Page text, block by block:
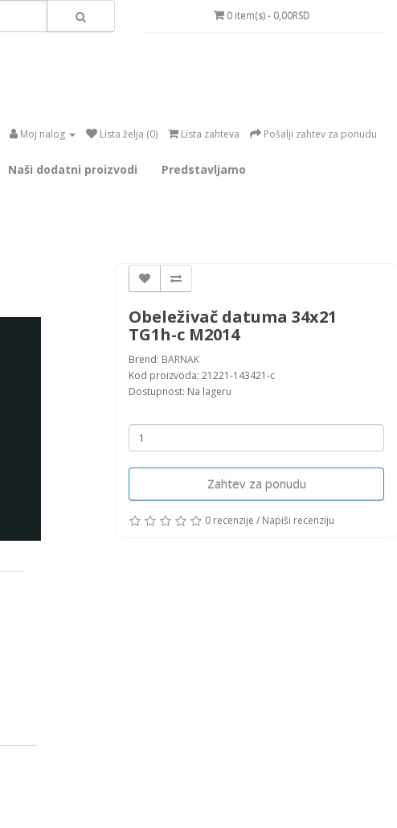
0 item(s) - 0,00RSD
Moj nalog Lista želja (0) Lista zahteva Pošalji zahtev za ponudu
Naši dodatni proizvodi Predstavljamo
Obeleživač datuma 34x21
TG1h-c M2014
Brend: BARNAK
Kod proizvoda: 21221-143421-c
Dostupnost: Na lageru
Zahtev za ponudu
0 recenzije / Napiši recenziju